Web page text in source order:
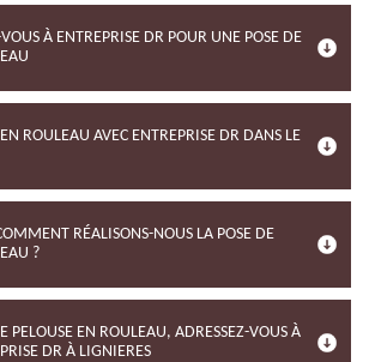
À ENTREPRISE DR POUR UNE POSE DE
ROULEAU AVEC ENTREPRISE DR DANS LE
RÉALISONS-NOUS LA POSE DE
?
PELOUSE EN ROULEAU, ADRESSEZ-VOUS À
DR À LIGNIERES